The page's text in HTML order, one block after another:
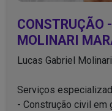
- Sucos
CONSTRUÇÃO
MOLINARI
Lucas Gabriel
Serviços
- Construção civil em